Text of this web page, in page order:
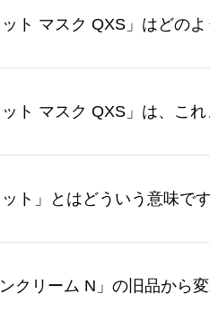
ット マスク QXS」はどの
ット マスク QXS」は、こ
ット」とはどういう意味で
ンクリーム N」の旧品から